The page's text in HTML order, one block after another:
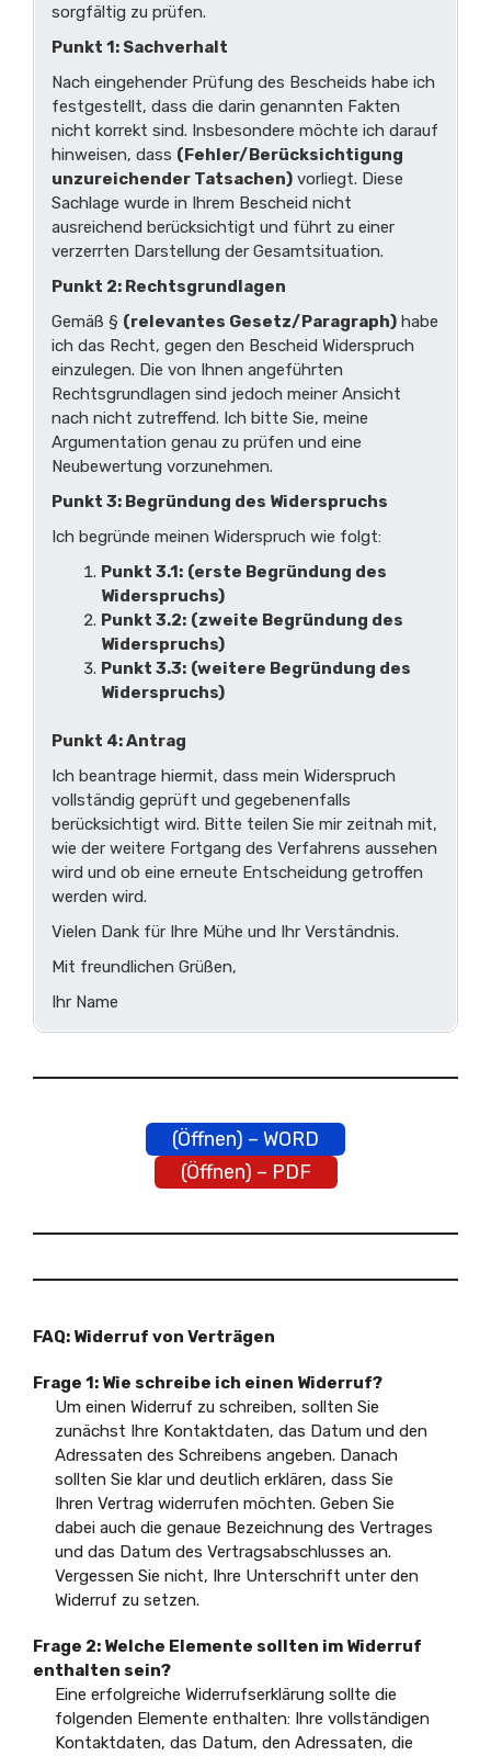
sorgfältig zu prüfen.
Punkt 1: Sachverhalt
Nach eingehender Prüfung des Bescheids habe ich
festgestellt, dass die darin genannten Fakten
nicht korrekt sind. Insbesondere möchte ich darauf
hinweisen, dass (Fehler/Berücksichtigung
unzureichender Tatsachen) vorliegt. Diese
Sachlage wurde in Ihrem Bescheid nicht
ausreichend berücksichtigt und führt zu einer
verzerrten Darstellung der Gesamtsituation.
Punkt 2: Rechtsgrundlagen
Gemäß § (relevantes Gesetz/Paragraph) habe
ich das Recht, gegen den Bescheid Widerspruch
einzulegen. Die von Ihnen angeführten
Rechtsgrundlagen sind jedoch meiner Ansicht
nach nicht zutreffend. Ich bitte Sie, meine
Argumentation genau zu prüfen und eine
Neubewertung vorzunehmen.
Punkt 3: Begründung des Widerspruchs
Ich begründe meinen Widerspruch wie folgt:
Punkt 3.1: (erste Begründung des
Widerspruchs)
Punkt 3.2: (zweite Begründung des
Widerspruchs)
Punkt 3.3: (weitere Begründung des
Widerspruchs)
Punkt 4: Antrag
Ich beantrage hiermit, dass mein Widerspruch
vollständig geprüft und gegebenenfalls
berücksichtigt wird. Bitte teilen Sie mir zeitnah mit,
wie der weitere Fortgang des Verfahrens aussehen
wird und ob eine erneute Entscheidung getroffen
werden wird.
Vielen Dank für Ihre Mühe und Ihr Verständnis.
Mit freundlichen Grüßen,
Ihr Name
(Öffnen) – WORD
(Öffnen) – PDF
FAQ: Widerruf von Verträgen
Frage 1: Wie schreibe ich einen Widerruf?
Um einen Widerruf zu schreiben, sollten Sie
zunächst Ihre Kontaktdaten, das Datum und den
Adressaten des Schreibens angeben. Danach
sollten Sie klar und deutlich erklären, dass Sie
Ihren Vertrag widerrufen möchten. Geben Sie
dabei auch die genaue Bezeichnung des Vertrages
und das Datum des Vertragsabschlusses an.
Vergessen Sie nicht, Ihre Unterschrift unter den
Widerruf zu setzen.
Frage 2: Welche Elemente sollten im Widerruf
enthalten sein?
Eine erfolgreiche Widerrufserklärung sollte die
folgenden Elemente enthalten: Ihre vollständigen
Kontaktdaten, das Datum, den Adressaten, die